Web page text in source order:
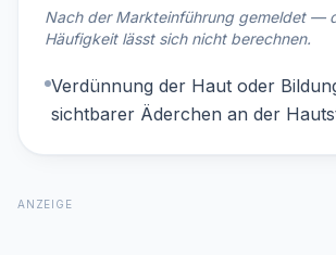
Nach der Markteinführung gemeldet —
Häufigkeit lässt sich nicht berechnen.
Verdünnung der Haut oder
sichtbarer Äderchen an der
ANZEIGE